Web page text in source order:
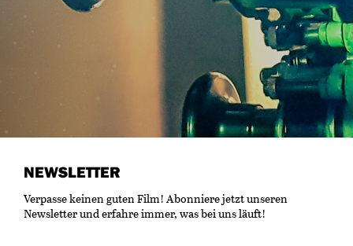
NEWSLETTER
Verpasse keinen guten Film! Abonniere jetzt unseren
Newsletter und erfahre immer, was bei uns läuft!